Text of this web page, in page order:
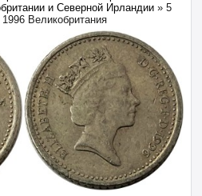
и Северной Ирландии » 5
1996 Великобритания